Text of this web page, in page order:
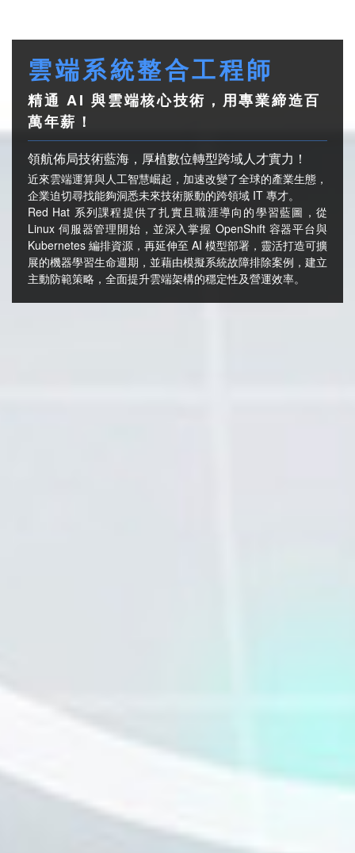
雲端系統整合工程師
精通 AI 與雲端核心技術，用專業締造百
萬年薪！
領航佈局技術藍海，厚植數位轉型跨域人才實力！
近來雲端運算與人工智慧崛起，加速改變了全球的產業生態，
企業迫切尋找能夠洞悉未來技術脈動的跨領域 IT 專才。
Red Hat 系列課程提供了扎實且職涯導向的學習藍圖，從
Linux 伺服器管理開始，並深入掌握 OpenShift 容器平台與
Kubernetes 編排資源，再延伸至 AI 模型部署，靈活打造可擴
展的機器學習生命週期，並藉由模擬系統故障排除案例，建立
主動防範策略，全面提升雲端架構的穩定性及營運效率。